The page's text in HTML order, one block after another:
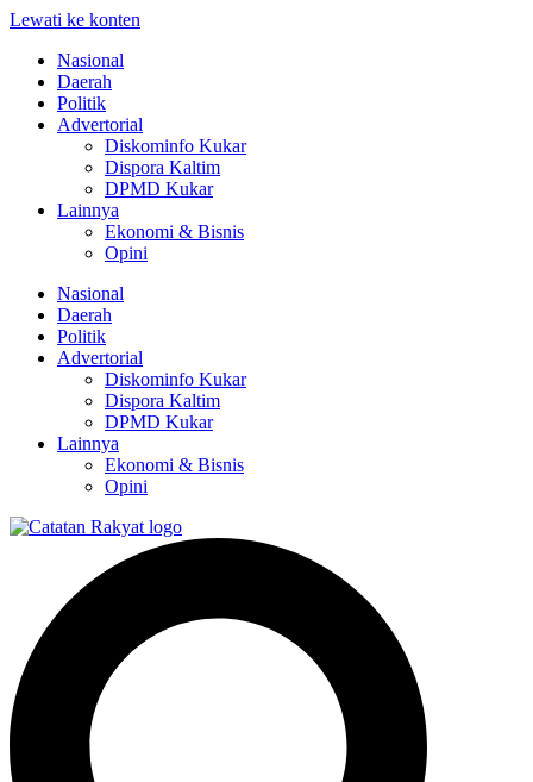
Lewati ke konten
Nasional
Daerah
Politik
Advertorial
Diskominfo Kukar
Dispora Kaltim
DPMD Kukar
Lainnya
Ekonomi & Bisnis
Opini
Nasional
Daerah
Politik
Advertorial
Diskominfo Kukar
Dispora Kaltim
DPMD Kukar
Lainnya
Ekonomi & Bisnis
Opini